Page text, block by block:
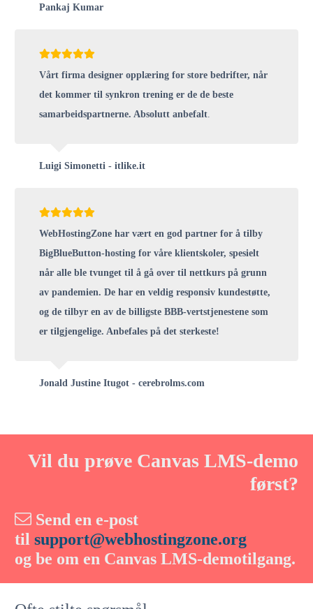
Pankaj Kumar
Vårt firma designer opplæring for store bedrifter, når
det kommer til synkron trening er de de beste
samarbeidspartnerne. Absolutt anbefalt
Luigi Simonetti - itlike.it
WebHostingZone har vært en god partner for å tilby
BigBlueButton-hosting for våre klientskoler, spesielt
når alle ble tvunget til å gå over til nettkurs på grunn
av pandemien. De har en veldig responsiv kundestøtte,
og de tilbyr en av de billigste BBB-vertstjenestene som
er tilgjengelige. Anbefales på det sterkeste!
Jonald Justine Itugot - cerebrolms.com
Vil du prøve Canvas LMS-demo
først?
Send en e-post
til support@webhostingzone.org
og be om en Canvas LMS-demotilgang.